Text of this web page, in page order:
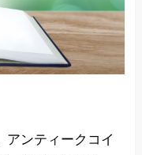
アンティークコイ